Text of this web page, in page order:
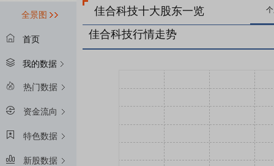
全景图
首页
我的数据
热门数据
资金流向
特色数据
新股数据
佳合科技十大股东一览
佳合科技行情走势